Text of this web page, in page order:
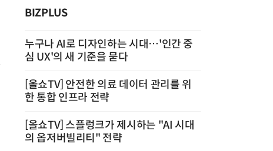
BIZPLUS
누구나 AI로 디자인하는 시대…'인간 중
심 UX'의 새 기준을 묻다
[올쇼TV] 안전한 의료 데이터 관리를 위
한 통합 인프라 전략
[올쇼TV] 스플렁크가 제시하는 "AI 시대
의 옵저버빌리티" 전략